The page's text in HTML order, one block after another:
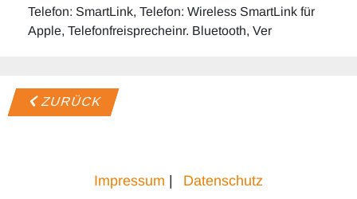
Telefon: SmartLink, Telefon: Wireless SmartLink für
Apple, Telefonfreisprecheinr. Bluetooth, Ver
ZURÜCK
Impressum | Datenschutz